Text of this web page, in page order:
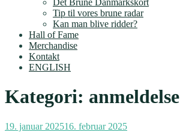
Det Brune Danmarkskort
Tip til vores brune radar
Kan man blive ridder?
Hall of Fame
Merchandise
Kontakt
ENGLISH
Kategori: anmeldelse
Udgivet
19. januar 202516. februar 2025